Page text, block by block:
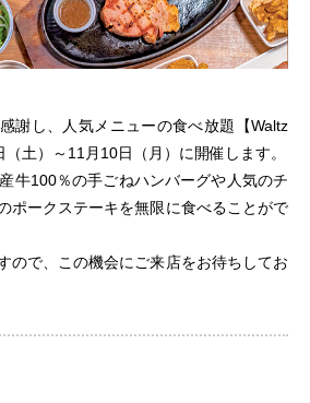
謝し、人気メニューの食べ放題【Waltz
土）～11月10日（月）に開催します。
牛100％の手ごねハンバーグや人気のチ
ポークステーキを無限に食べることがで
ので、この機会にご来店をお待ちしてお